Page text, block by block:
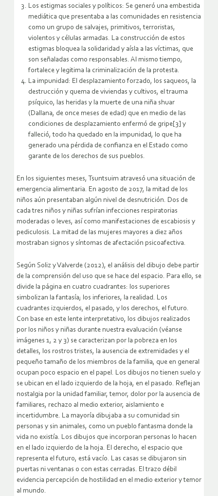
Los estigmas sociales y políticos: Se generó una embestida
mediática que presentaba a las comunidades en resistencia
como un grupo de salvajes, primitivos, terroristas,
violentos y células armadas. La construcción de estos
estigmas bloquea la solidaridad y aísla a las víctimas, que
son señaladas como responsables. Al mismo tiempo,
fortalece y legitima la criminalización de la protesta.
La impunidad: El desplazamiento forzado, los saqueos, la
destrucción y quema de viviendas y cultivos, el trauma
psíquico, las heridas y la muerte de una niña shuar
(Dallana, de once meses de edad) que en medio de las
condiciones de desplazamiento enfermó de gripe[3] y
falleció, todo ha quedado en la impunidad, lo que ha
generado una pérdida de confianza en el Estado como
garante de los derechos de sus pueblos.
En los siguientes meses, Tsuntsuim atravesó una situación de
emergencia alimentaria. En agosto de 2017, la mitad de los
niños aún presentaban algún nivel de desnutrición. Dos de
cada tres niños y niñas sufrían infecciones respiratorias
moderadas o leves, así como manifestaciones de escabiosis y
pediculosis. La mitad de las mujeres mayores a diez años
mostraban signos y síntomas de afectación psicoafectiva.
Según Soliz y Valverde (2012), el análisis del dibujo debe partir
de la comprensión del uso que se hace del espacio. Para ello, se
divide la página en cuatro cuadrantes: los superiores
simbolizan la fantasía; los inferiores, la realidad. Los
cuadrantes izquierdos, el pasado, y los derechos, el futuro.
Con base en este lente interpretativo, los dibujos realizados
por los niños y niñas durante nuestra evaluación (véanse
imágenes 1, 2 y 3) se caracterizan por la pobreza en los
detalles, los rostros tristes, la ausencia de extremidades y el
pequeño tamaño de los miembros de la familia, que en general
ocupan poco espacio en el papel. Los dibujos no tienen suelo y
se ubican en el lado izquierdo de la hoja, en el pasado. Reflejan
nostalgia por la unidad familiar, temor, dolor por la ausencia de
familiares, rechazo al medio exterior, aislamiento e
incertidumbre. La mayoría dibujaba a su comunidad sin
personas y sin animales, como un pueblo fantasma donde la
vida no existía. Los dibujos que incorporan personas lo hacen
en el lado izquierdo de la hoja. El derecho, el espacio que
representa el futuro, está vacío. Las casas se dibujaron sin
puertas ni ventanas o con estas cerradas. El trazo débil
evidencia percepción de hostilidad en el medio exterior y temor
al mundo.